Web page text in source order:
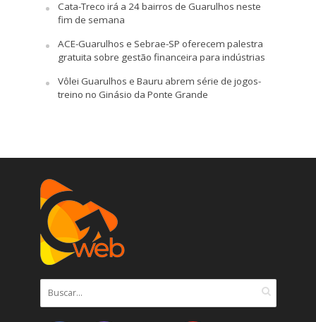
Cata-Treco irá a 24 bairros de Guarulhos neste
fim de semana
ACE-Guarulhos e Sebrae-SP oferecem palestra
gratuita sobre gestão financeira para indústrias
Vôlei Guarulhos e Bauru abrem série de jogos-
treino no Ginásio da Ponte Grande